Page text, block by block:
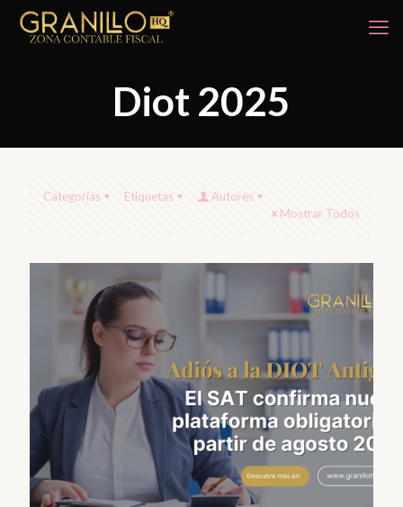
Diot 2025
Categorías Etiquetas
Autores
Mostrar Todos